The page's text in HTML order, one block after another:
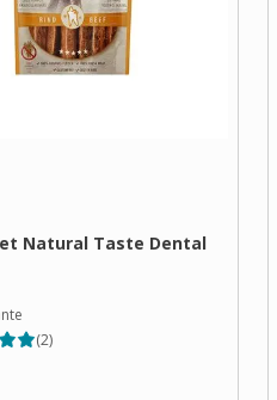
Natural Taste Dental
(2)